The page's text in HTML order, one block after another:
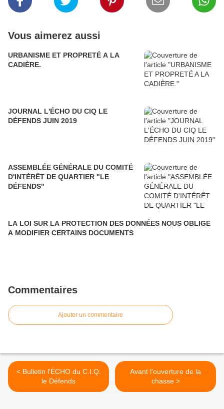
Vous aimerez aussi
URBANISME ET PROPRETÉ A LA
CADIÈRE.
JOURNAL L'ÉCHO DU CIQ LE
DÉFENDS JUIN 2019
ASSEMBLÉE GÉNÉRALE DU COMITÉ
D'INTÉRÊT DE QUARTIER "LE
DÉFENDS"
LA LOI SUR LA PROTECTION DES DONNÉES NOUS OBLIGE
A MODIFIER CERTAINS DOCUMENTS
Commentaires
Ajouter un commentaire
< Bulletin l'ÉCHO du C.I.Q.
le Défends
Avant l'ouverture de la
chasse >